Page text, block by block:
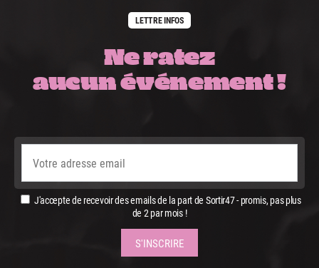
LETTRE INFOS
Ne ratez
aucun événement !
J'accepte de recevoir des emails de la part de Sortir47 - promis, pas plus
de 2 par mois !